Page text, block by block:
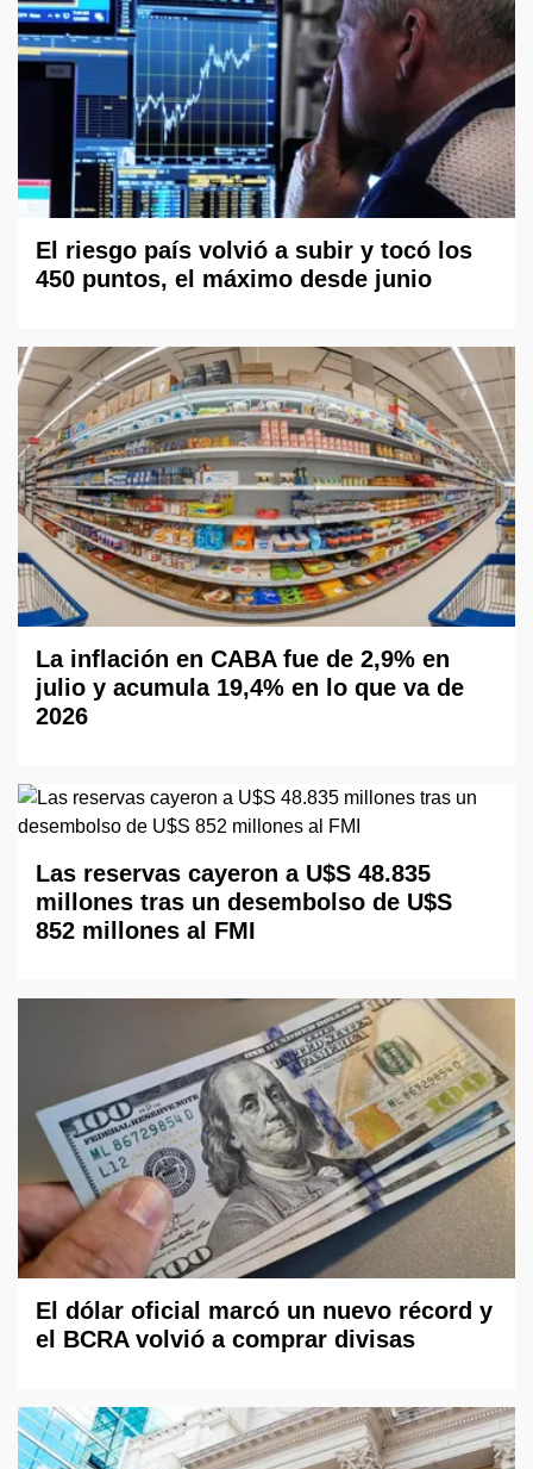
El riesgo país volvió a subir y tocó los
450 puntos, el máximo desde junio
La inflación en CABA fue de 2,9% en
julio y acumula 19,4% en lo que va de
2026
Las reservas cayeron a U$S 48.835
millones tras un desembolso de U$S
852 millones al FMI
El dólar oficial marcó un nuevo récord y
el BCRA volvió a comprar divisas